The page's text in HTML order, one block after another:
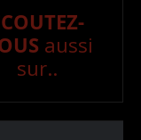
aussi
sur..